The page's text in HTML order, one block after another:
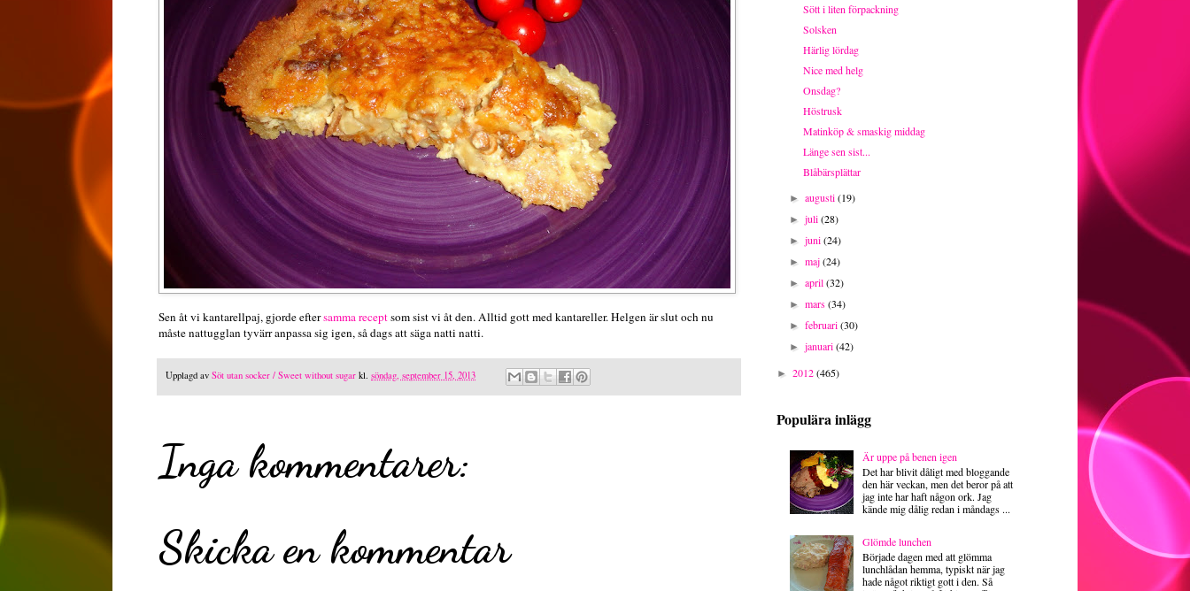
Sen åt vi kantarellpaj, gjorde eftersamma receptsom sist vi åt den. Alltid gott med kantareller. Helgen är slut och nu
måste nattugglan tyvärr anpassa sig igen, så dags att säga natti natti.
Upplagd av Söt utan socker / Sweet without sugar kl. söndag, september 15, 2013
Inga kommentarer:
Skicka en kommentar
Sött i liten förpackning
Solsken
Härlig lördag
Nice med helg
Onsdag?
Höstrusk
Matinköp & smaskig middag
Länge sen sist...
Blåbärsplättar
►augusti(19)
►juli(28)
►juni(24)
►maj(24)
►april(32)
►mars(34)
►februari(30)
►januari(42)
► 2012(465)
Populära inlägg
Är uppe på benen igen
Det har blivit dåligt med bloggande
den här veckan, men det beror på att
jag inte har haft någon ork. Jag
kände mig dålig redan i måndags ...
Glömde lunchen
Började dagen med att glömma
lunchlådan hemma, typiskt när jag
hade något riktigt gott i den. Så